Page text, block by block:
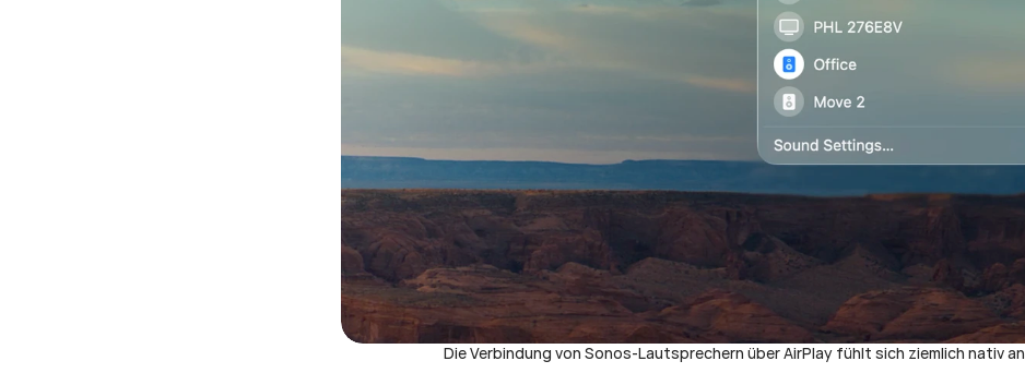
Die Verbindung von Sonos-Lautsprechern über AirPlay fühlt sich ziemlich nativ an